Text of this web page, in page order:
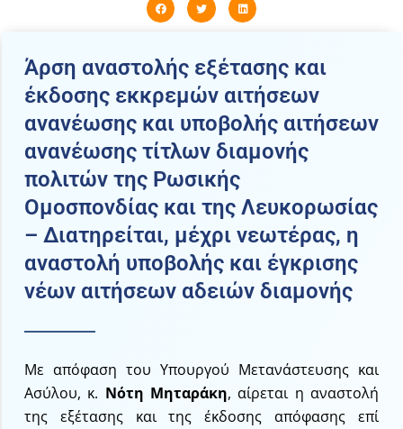
Άρση αναστολής εξέτασης και
έκδοσης εκκρεμών αιτήσεων
ανανέωσης και υποβολής αιτήσεων
ανανέωσης τίτλων διαμονής
πολιτών της Ρωσικής
Ομοσπονδίας και της Λευκορωσίας
– Διατηρείται, μέχρι νεωτέρας, η
αναστολή υποβολής και έγκρισης
νέων αιτήσεων αδειών διαμονής
Με απόφαση του Υπουργού Μετανάστευσης και
Ασύλου, κ. Νότη Μηταράκη, αίρεται η αναστολή
της εξέτασης και της έκδοσης απόφασης επί